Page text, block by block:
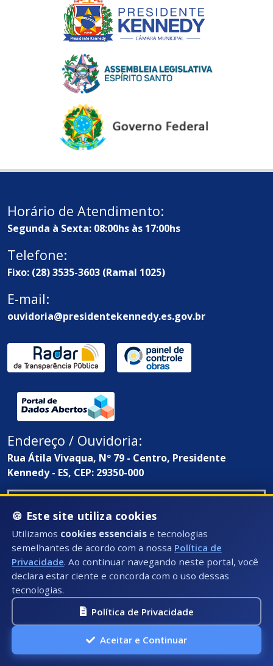
Horário de Atendimento:
Segunda à Sexta: 08:00hs às 17:00hs
Telefone:
Fixo: (28) 3535-3603 (Ramal 1025)
E-mail:
ouvidoria@presidentekennedy.es.gov.br
Endereço / Ouvidoria:
Rua Átila Vivaqua, Nº 79 - Centro, Presidente
Kennedy - ES, CEP: 29350-000
🍪 Este site utiliza cookies
Utilizamos cookies essenciais e tecnologias
semelhantes de acordo com a nossa Política de
Privacidade. Ao continuar navegando neste portal, você
declara estar ciente e concorda com o uso dessas
tecnologias.
Política de Privacidade
Aceitar e Continuar